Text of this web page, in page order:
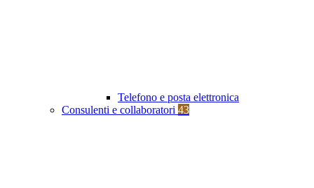
Telefono e posta elettronica
Consulenti e collaboratori 43